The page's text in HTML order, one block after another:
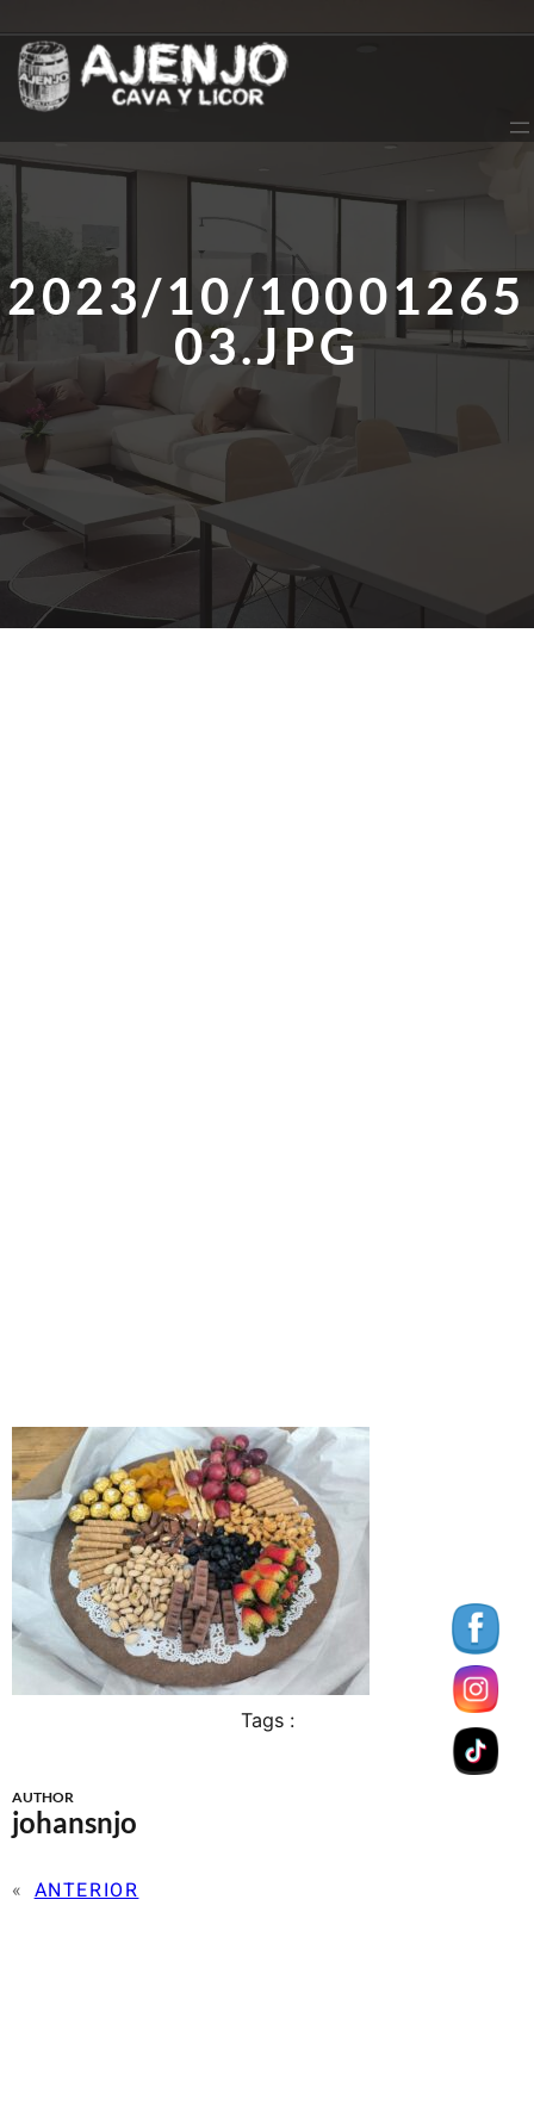
al
contenido
2023/10/10001265
03.JPG
Tags :
AUTHOR
johansnjo
« ANTERIOR